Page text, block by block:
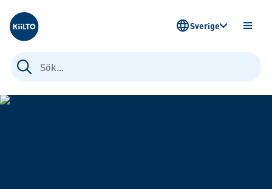
Kiilto Sweden
Sök
efter:
Sverige